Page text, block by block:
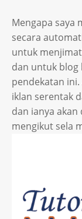
Mengapa saya
secara
untuk
dan untuk blog
pendekatan
iklan serentak
dan ianya
mengikut sela